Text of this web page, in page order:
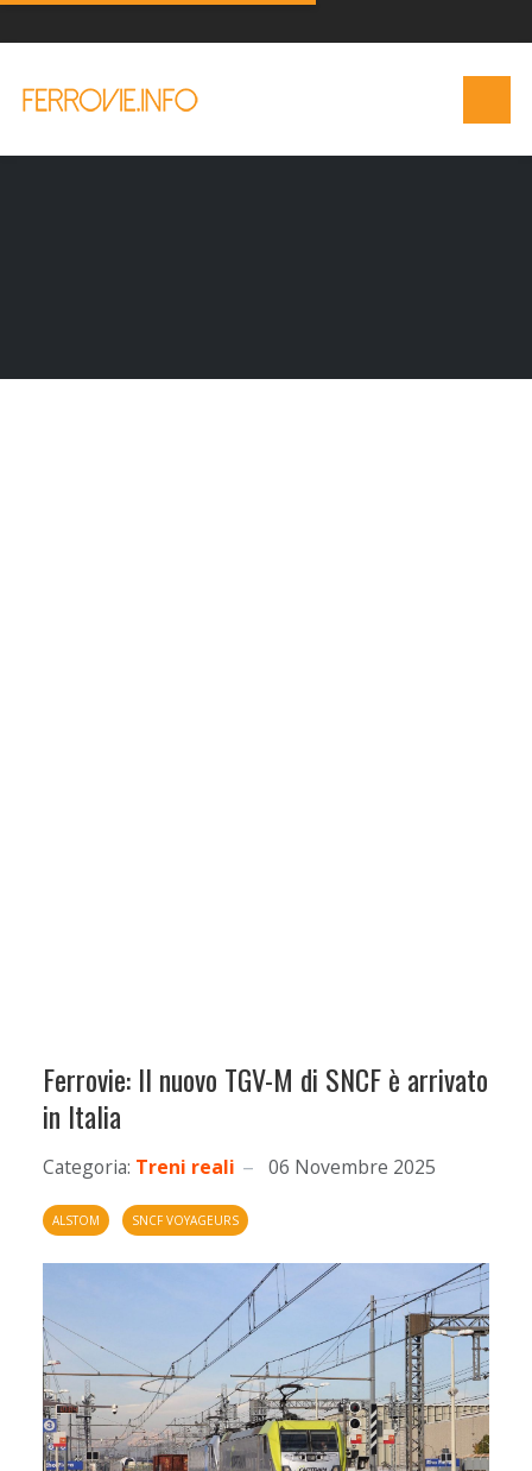
Ferrovie: Il nuovo TGV-M di SNCF è arrivato
in Italia
Categoria: Treni reali 06 Novembre 2025
ALSTOM SNCF VOYAGEURS